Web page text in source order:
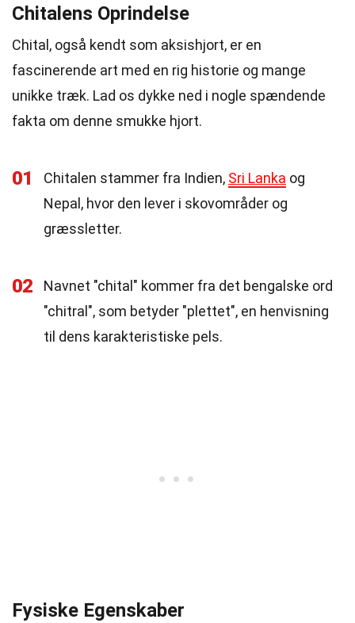
Chitalens Oprindelse
Chital, også kendt som aksishjort, er en
fascinerende art med en rig historie og mange
unikke træk. Lad os dykke ned i nogle spændende
fakta om denne smukke hjort.
01 Chitalen stammer fra Indien, Sri Lanka og
Nepal, hvor den lever i skovområder og
græssletter.
02
Navnet "chital" kommer fra det bengalske ord
"chitral", som betyder "plettet", en henvisning
til dens karakteristiske pels.
Fysiske Egenskaber